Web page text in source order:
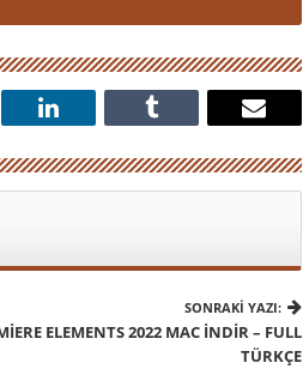
SONRAKI YAZI:
ELEMENTS 2022 MAC İNDIR – FULL
TÜRKÇE